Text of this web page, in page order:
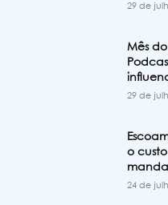
29 de
Mês
29 de
o
24 de